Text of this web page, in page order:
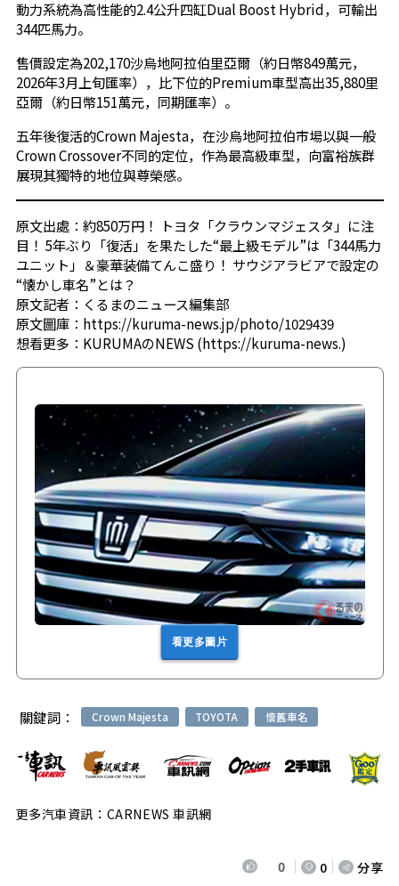
動力系統為高性能的2.4公升四缸Dual Boost Hybrid，可輸出
344匹馬力。
售價設定為202,170沙烏地阿拉伯里亞爾（約日幣849萬元，
2026年3月上旬匯率），比下位的Premium車型高出35,880里
亞爾（約日幣151萬元，同期匯率）。
五年後復活的Crown Majesta，在沙烏地阿拉伯市場以與一般
Crown Crossover不同的定位，作為最高級車型，向富裕族群
展現其獨特的地位與尊榮感。
原文出處： 約850万円！ トヨタ「クラウンマジェスタ」に注
目！ 5年ぶり「復活」を果たした“最上級モデル”は「344馬力
ユニット」＆豪華装備てんこ盛り！ サウジアラビアで設定の
“懐かし車名”とは？
原文記者： くるまのニュース編集部
原文圖庫： https://kuruma-news.jp/photo/1029439
想看更多： KURUMAのNEWS (https://kuruma-news.)
看更多圖片
關鍵詞： Crown Majesta TOYOTA 懷舊車名
更多汽車資訊：CARNEWS 車訊網
0 0 分享